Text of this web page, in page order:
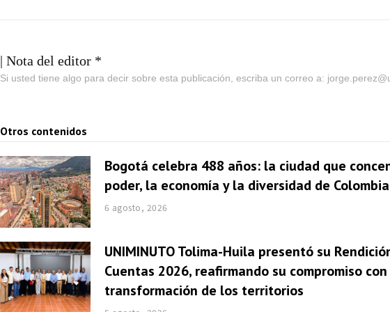
u
d
| Nota del editor *
Si usted tiene algo para decir sobre esta publicación, escriba un correo a:
Otros contenidos
Bogotá celebra 488 años: la ciudad que
poder, la economía y la diversidad de Colombia
6 agosto, 2026
UNIMINUTO Tolima-Huila presentó su
Cuentas 2026, reafirmando su compromiso
transformación de los territorios